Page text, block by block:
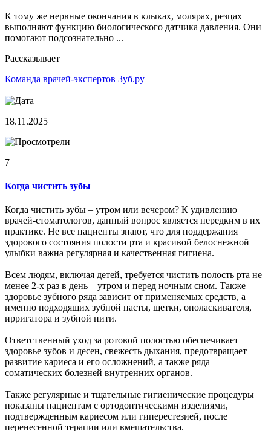
К тому же нервные окончания в клыках, молярах, резцах
выполняют функцию биологического датчика давления. Они
помогают подсознательно ...
Рассказывает
Команда врачей-экспертов Зуб.ру
18.11.2025
7
Когда чистить зубы
Когда чистить зубы – утром или вечером? К удивлению
врачей-стоматологов, данный вопрос является нередким в их
практике. Не все пациенты знают, что для поддержания
здорового состояния полости рта и красивой белоснежной
улыбки важна регулярная и качественная гигиена.
Всем людям, включая детей, требуется чистить полость рта не
менее 2-х раз в день – утром и перед ночным сном. Также
здоровье зубного ряда зависит от применяемых средств, а
именно подходящих зубной пасты, щетки, ополаскивателя,
ирригатора и зубной нити.
Ответственный уход за ротовой полостью обеспечивает
здоровье зубов и десен, свежесть дыхания, предотвращает
развитие кариеса и его осложнений, а также ряда
соматических болезней внутренних органов.
Также регулярные и тщательные гигиенические процедуры
показаны пациентам с ортодонтическими изделиями,
подтвержденным кариесом или гиперестезией, после
перенесенной терапии или вмешательства.